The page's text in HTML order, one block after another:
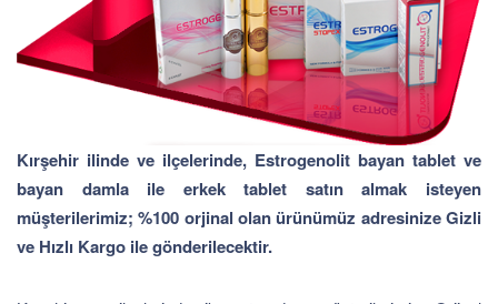
Kırşehir ilinde ve ilçelerinde, Estrogenolit bayan tablet ve
bayan damla ile erkek tablet satın almak isteyen
müşterilerimiz; %100 orjinal olan ürünümüz adresinize Gizli
ve Hızlı Kargo ile gönderilecektir.